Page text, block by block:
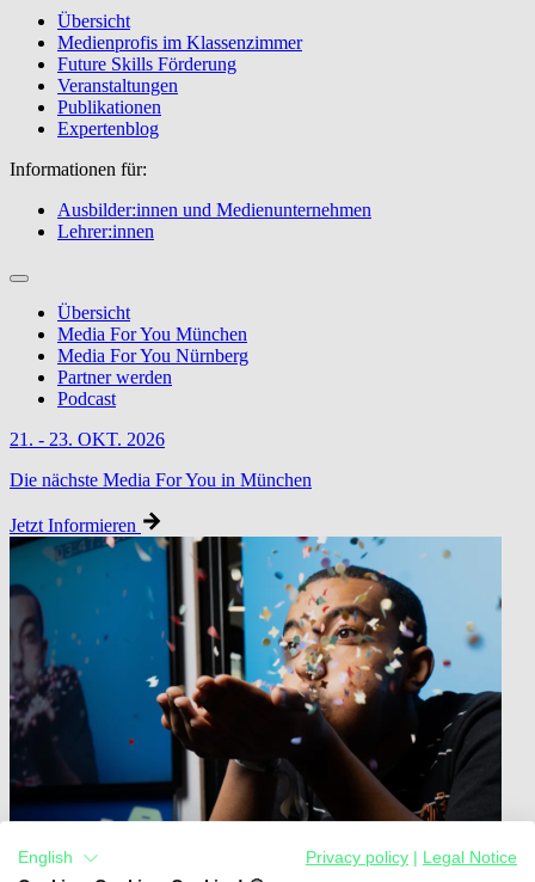
Übersicht
Medienprofis im Klassenzimmer
Future Skills Förderung
Veranstaltungen
Publikationen
Expertenblog
Informationen für:
Ausbilder:innen und Medienunternehmen
Lehrer:innen
Übersicht
Media For You München
Media For You Nürnberg
Partner werden
Podcast
21. - 23. OKT. 2026
Die nächste Media For You in München
Jetzt Informieren
English Privacy policy
Legal Notice